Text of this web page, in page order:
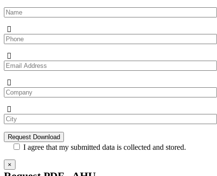
I agree that my submitted data is collected and stored.
×